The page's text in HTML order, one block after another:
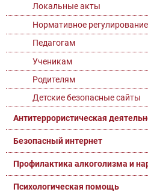
Локальные акты
Нормативное регулирование
Педагогам
Ученикам
Родителям
Детские безопасные сайты
Антитеррористическая
Безопасный интернет
Профилактика алкоголизма и
Психологическая помощь